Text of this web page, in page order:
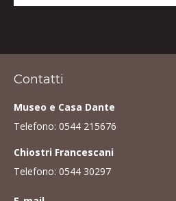
Contatti
Museo e Casa Dante
Telefono: 0544 215676
Chiostri Francescani
Telefono: 0544 30297